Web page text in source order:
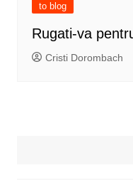
to blog
Rugati-va
Cristi Dorombach